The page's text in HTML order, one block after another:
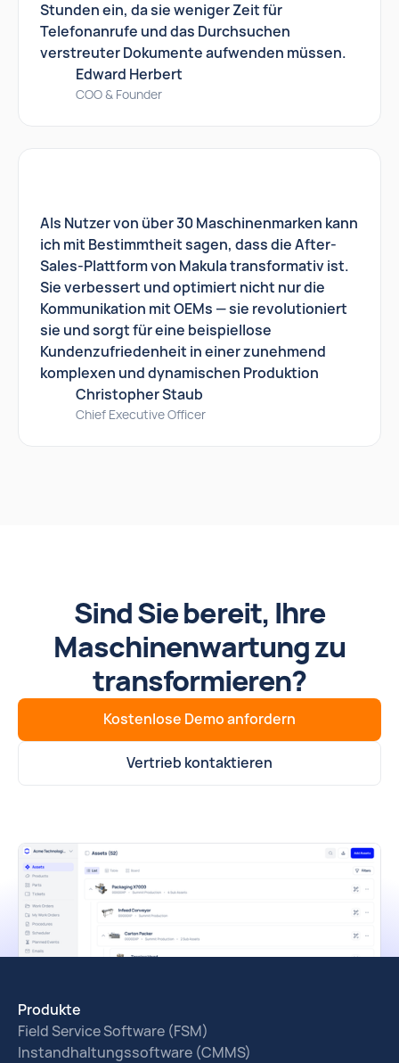
Stunden ein, da sie weniger Zeit für
Telefonanrufe und das Durchsuchen
verstreuter Dokumente aufwenden müssen.
Edward Herbert
COO & Founder
Als Nutzer von über 30 Maschinenmarken kann
ich mit Bestimmtheit sagen, dass die After-
Sales-Plattform von Makula transformativ ist.
Sie verbessert und optimiert nicht nur die
Kommunikation mit OEMs — sie revolutioniert
sie und sorgt für eine beispiellose
Kundenzufriedenheit in einer zunehmend
komplexen und dynamischen Produktion
Christopher Staub
Chief Executive Officer
Sind Sie bereit, Ihre
Maschinenwartung zu
transformieren?
Kostenlose Demo anfordern
Vertrieb kontaktieren
Produkte
Field Service Software (FSM)
Instandhaltungssoftware (CMMS)